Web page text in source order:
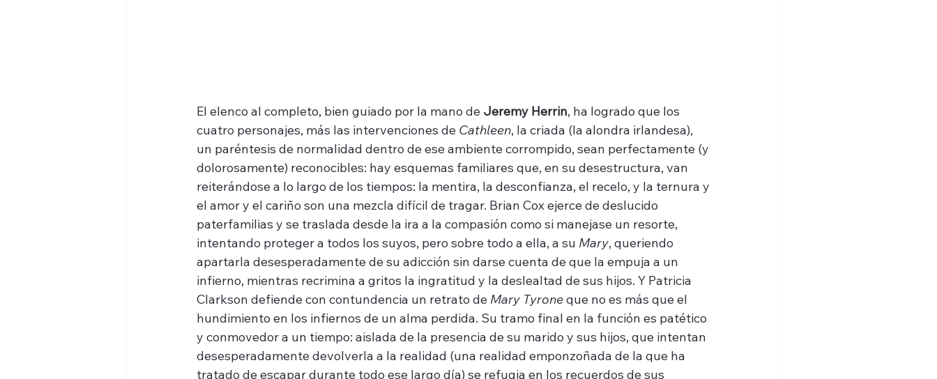
El elenco al completo, bien guiado por la mano de Jeremy Herrin, ha logrado que los
cuatro personajes, más las intervenciones de Cathleen, la criada (la alondra irlandesa),
un paréntesis de normalidad dentro de ese ambiente corrompido, sean perfectamente (y
dolorosamente) reconocibles: hay esquemas familiares que, en su desestructura, van
reiterándose a lo largo de los tiempos: la mentira, la desconfianza, el recelo, y la ternura y
el amor y el cariño son una mezcla difícil de tragar. Brian Cox ejerce de deslucido
paterfamilias y se traslada desde la ira a la compasión como si manejase un resorte,
intentando proteger a todos los suyos, pero sobre todo a ella, a su Mary, queriendo
apartarla desesperadamente de su adicción sin darse cuenta de que la empuja a un
infierno, mientras recrimina a gritos la ingratitud y la deslealtad de sus hijos. Y Patricia
Clarkson defiende con contundencia un retrato de Mary Tyrone que no es más que el
hundimiento en los infiernos de un alma perdida. Su tramo final en la función es patético
y conmovedor a un tiempo: aislada de la presencia de su marido y sus hijos, que intentan
desesperadamente devolverla a la realidad (una realidad emponzoñada de la que ha
tratado de escapar durante todo ese largo día) se refugia en los recuerdos de sus